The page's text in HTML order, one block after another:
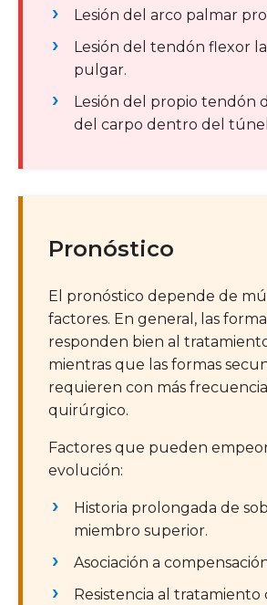
Lesión del arco palmar
Lesión del tendón flexor
pulgar.
Lesión del propio tendón
del carpo dentro del
Pronóstico
El pronóstico depende de
factores. En general, las
responden bien al
mientras que las formas
requieren con más
quirúrgico.
Factores que pueden
evolución:
Historia prolongada de
miembro superior.
Asociación a
Resistencia al tratamiento